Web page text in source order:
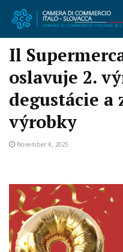
Il
oslavuje 2.
degustácie
výrobky
November 4, 2025